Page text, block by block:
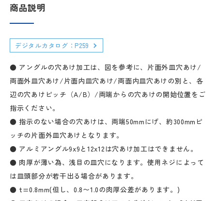
商品説明
デジタルカタログ：P259
● アングルの穴あけ加工は、図を参考に、片面外皿穴あけ/
両面外皿穴あけ/片面内皿穴あけ/両面内皿穴あけの別と、各
辺の穴あけピッチ（A/B）/両端からの穴あけの開始位置をご
指示ください。
● 指示のない場合の穴あけは、両端50mmにげ、約300mmピ
ッチの片面外皿穴あけとなります。
● アルミアングル9x9と12x12は穴あけ加工はできません。
● 肉厚が薄い為、浅目の皿穴になります。使用ネジによって
は皿頭部分が若干出る場合があります。
● t=0.8mm(但し、0.8〜1.0の肉厚公差があります。)